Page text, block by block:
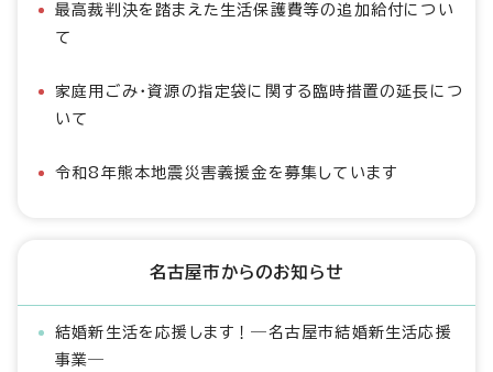
最高裁判決を踏まえた生活保護費等の追加給付につい
て
家庭用ごみ・資源の指定袋に関する臨時措置の延長につ
いて
令和8年熊本地震災害義援金を募集しています
名古屋市からのお知らせ
結婚新生活を応援します！―名古屋市結婚新生活応援
事業―